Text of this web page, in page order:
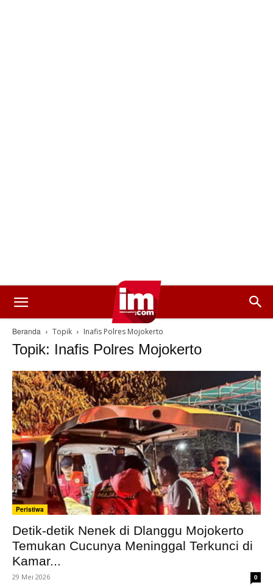
Beranda Topik Inafis Polres Mojokerto
Topik: Inafis Polres Mojokerto
Peristiwa
Detik-detik Nenek di Dlanggu Mojokerto
Temukan Cucunya Meninggal Terkunci di
Kamar...
29 Mei 2026 0